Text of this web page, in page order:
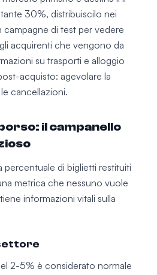
30%, distribuiscilo nei
di test per vedere
acquirenti che vengono da
su trasporti e alloggio
acquisto: agevolare la
cancellazioni.
il campanello
percentuale di biglietti restituiti
metrica che nessuno vuole
informazioni vitali sulla
2-5% è considerato normale